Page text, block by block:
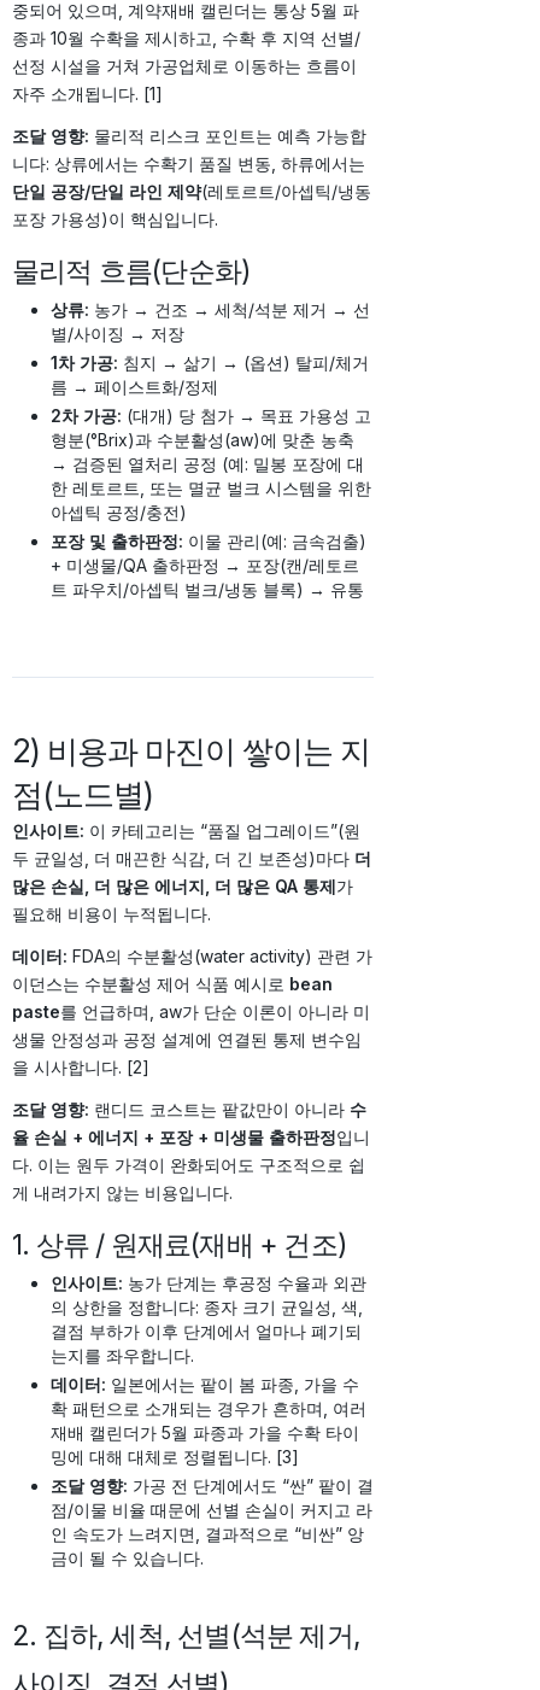
중되어 있으며, 계약재배 캘린더는 통상 5월 파
종과 10월 수확을 제시하고, 수확 후 지역 선별/
선정 시설을 거쳐 가공업체로 이동하는 흐름이
자주 소개됩니다. [1]
조달 영향: 물리적 리스크 포인트는 예측 가능합
니다: 상류에서는 수확기 품질 변동, 하류에서는
단일 공장/단일 라인 제약(레토르트/아셉틱/냉동
포장 가용성)이 핵심입니다.
물리적 흐름(단순화)
상류: 농가 → 건조 → 세척/석분 제거 → 선
별/사이징 → 저장
1차 가공: 침지 → 삶기 → (옵션) 탈피/체거
름 → 페이스트화/정제
2차 가공: (대개) 당 첨가 → 목표 가용성 고
형분(°Brix)과 수분활성(aw)에 맞춘 농축
→ 검증된 열처리 공정 (예: 밀봉 포장에 대
한 레토르트, 또는 멸균 벌크 시스템을 위한
아셉틱 공정/충전)
포장 및 출하판정: 이물 관리(예: 금속검출)
+ 미생물/QA 출하판정 → 포장(캔/레토르
트 파우치/아셉틱 벌크/냉동 블록) → 유통
2) 비용과 마진이 쌓이는 지
점(노드별)
인사이트: 이 카테고리는 “품질 업그레이드”(원
두 균일성, 더 매끈한 식감, 더 긴 보존성)마다 더
많은 손실, 더 많은 에너지, 더 많은 QA 통제가
필요해 비용이 누적됩니다.
데이터: FDA의 수분활성(water activity) 관련 가
이던스는 수분활성 제어 식품 예시로 bean
paste를 언급하며, aw가 단순 이론이 아니라 미
생물 안정성과 공정 설계에 연결된 통제 변수임
을 시사합니다. [2]
조달 영향: 랜디드 코스트는 팥값만이 아니라 수
율 손실 + 에너지 + 포장 + 미생물 출하판정입니
다. 이는 원두 가격이 완화되어도 구조적으로 쉽
게 내려가지 않는 비용입니다.
1. 상류 / 원재료(재배 + 건조)
인사이트: 농가 단계는 후공정 수율과 외관
의 상한을 정합니다: 종자 크기 균일성, 색,
결점 부하가 이후 단계에서 얼마나 폐기되
는지를 좌우합니다.
데이터: 일본에서는 팥이 봄 파종, 가을 수
확 패턴으로 소개되는 경우가 흔하며, 여러
재배 캘린더가 5월 파종과 가을 수확 타이
밍에 대해 대체로 정렬됩니다. [3]
조달 영향: 가공 전 단계에서도 “싼” 팥이 결
점/이물 비율 때문에 선별 손실이 커지고 라
인 속도가 느려지면, 결과적으로 “비싼” 앙
금이 될 수 있습니다.
2. 집하, 세척, 선별(석분 제거,